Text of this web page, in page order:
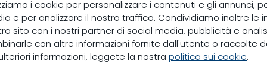
i cookie per personalizzare i contenuti e gli annunci,
e per analizzare il nostro traffico. Condividiamo inoltre le
sito con i nostri partner di social media, pubblicità e
con altre informazioni fornite dall'utente o raccolte
informazioni, leggete la nostra politica sui cookie.
Yes, I